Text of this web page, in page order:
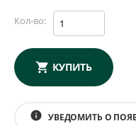
Кол-во:
КУПИТЬ
info УВЕДОМИТЬ О